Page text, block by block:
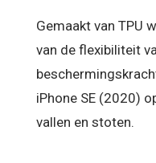
Gemaakt van TPU
van de flexibiliteit
iPhone SE (2020)
vallen en stoten.